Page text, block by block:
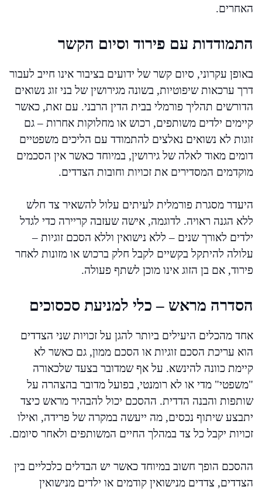
האחרים.
התמודדות עם פירוד וסיום הקשר
באופן עקרוני, סיום קשר של ידועים בציבור אינו חייב לעבור
דרך ערכאות שיפוטיות, בשונה מגירושין של בני זוג נשואים
הדורשים תהליך פורמלי בבית הדין הרבני. עם זאת, כאשר
קיימים ילדים משותפים, רכוש או מחלוקות אחרות – גם
זוגות לא נשואים נאלצים להתמודד עם הליכים משפטיים
דומים מאוד לאלה של גירושין, במיוחד כאשר אין הסכמים
מוקדמים המסדירים את זכויות וחובות הצדדים.
היעדר מסגרת פורמלית לעיתים עלול להשאיר צד חלש
ללא הגנה ראויה. לדוגמה, אישה שעזבה קריירה כדי לגדל
ילדים לאורך שנים – ללא נישואין וללא הסכם זוגיות –
עלולה להיתקל בקשיים לקבל חלק ברכוש או מזונות לאחר
פירוד, אם בן הזוג אינו מוכן לשתף פעולה.
הסדרה מראש – כלי למניעת סכסוכים
אחד מהכלים היעילים ביותר להגן על זכויות שני הצדדים
הוא עריכת הסכם זוגיות או הסכם ממון, גם כאשר לא
קיימת כוונה להינשא. על אף שמדובר בצעד שלכאורה
"משפטי" מדי או לא רומנטי, בפועל מדובר בהצהרה על
שותפות והבנה הדדית. ההסכם יכול להבהיר מראש כיצד
יתבצע שיתוף נכסים, מה ייעשה במקרה של פרידה, ואילו
זכויות יקבל כל צד במהלך החיים המשותפים ולאחר סיומם.
ההסכם הופך חשוב במיוחד כאשר יש הבדלים כלכליים בין
הצדדים, צדדים מנישואין קודמים או ילדים מנישואין